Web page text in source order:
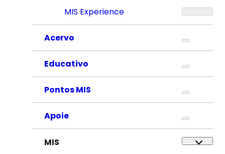
MIS Experience
Acervo
Educativo
Pontos MIS
Apoie
MIS